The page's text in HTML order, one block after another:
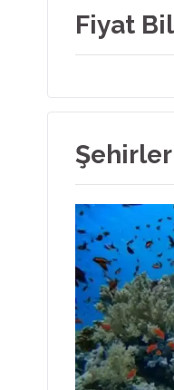
Fiyat
Şehirler